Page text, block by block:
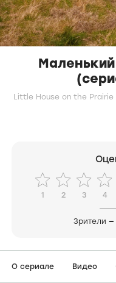
Little House on the Prairie
1 2 3 4
Зрители —
О сериале Видео